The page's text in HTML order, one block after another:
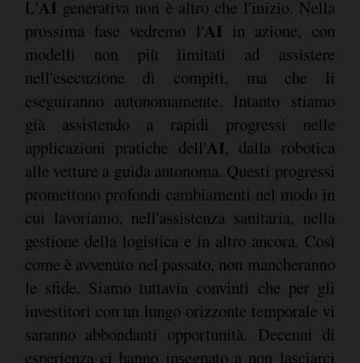
L'AI generativa non è altro che l'inizio. Nella
prossima fase vedremo l'AI in azione, con
modelli non più limitati ad assistere
nell'esecuzione di compiti, ma che li
eseguiranno autonomamente. Intanto stiamo
già assistendo a rapidi progressi nelle
applicazioni pratiche dell'AI, dalla robotica
alle vetture a guida autonoma. Questi progressi
promettono profondi cambiamenti nel modo in
cui lavoriamo, nell'assistenza sanitaria, nella
gestione della logistica e in altro ancora. Così
come è avvenuto nel passato, non mancheranno
le sfide. Siamo tuttavia convinti che per gli
investitori con un lungo orizzonte temporale vi
saranno abbondanti opportunità. Decenni di
esperienza ci hanno insegnato a non lasciarci